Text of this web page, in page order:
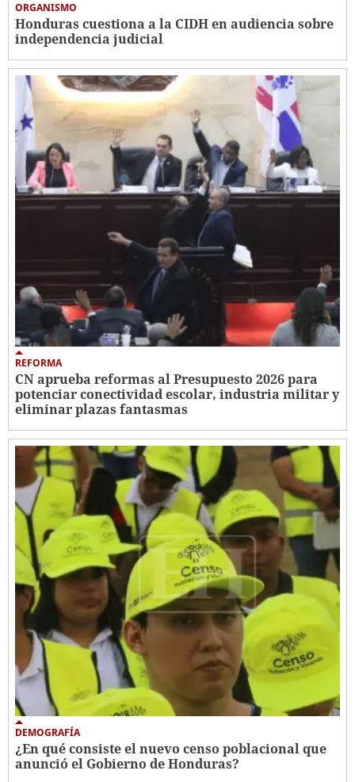
ORGANISMO
Honduras cuestiona a la CIDH en audiencia sobre
independencia judicial
REFORMA
CN aprueba reformas al Presupuesto 2026 para
potenciar conectividad escolar, industria militar y
eliminar plazas fantasmas
DEMOGRAFÍA
¿En qué consiste el nuevo censo poblacional que
anunció el Gobierno de Honduras?